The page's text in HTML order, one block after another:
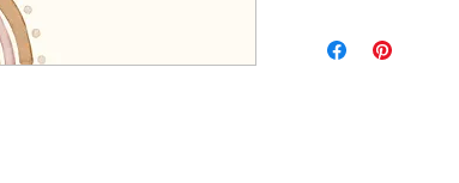
Laize en cm : 130cm